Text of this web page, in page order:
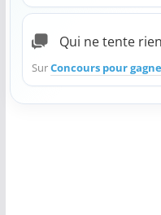
COMMUNAUTÉ
Groupes
Forum
Réseaux sociaux
Qui ne tente
SurConcours pour